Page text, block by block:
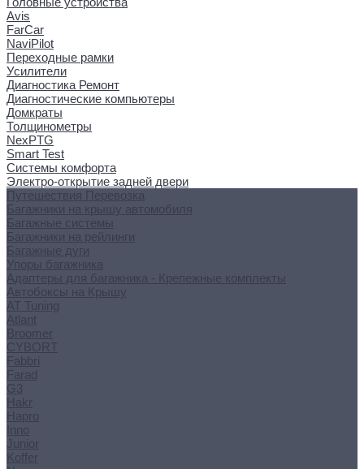
Avis
FarCar
NaviPilot
Переходные рамки
Усилители
Диагностика Ремонт
Диагностические компьютеры
Домкраты
Толщинометры
NexPTG
Smart Test
Системы комфорта
Электро-открытие задней двери
Путешествия Перевозка
Багажники на крышу автомобиля
Багажные системы
Багажники на рейлинги
Багажные дуги
Упоры багажника
Адаптеры для багажника - Крепежные комплекты
Автобоксы на Крышу
AT Tuning
Atlant
Broomer
CYBORT
Fabbri
Farad
G3
Hakr
Hapro
Inno
Junior
Koffer